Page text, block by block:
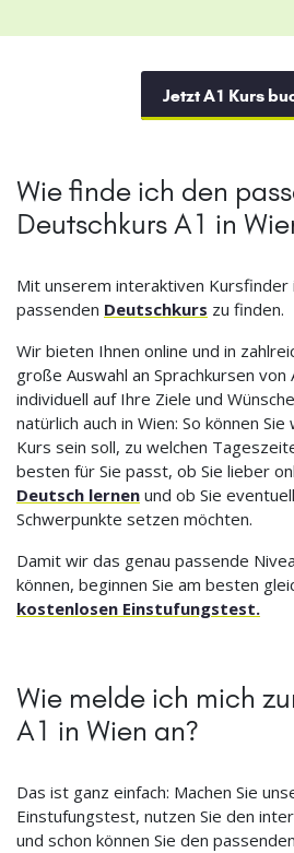
Jetzt A1 Kurs
Wie finde ich den
Deutschkurs A1 in
Mit unserem interaktiven Kursfinder
passenden Deutschkurs zu finden.
Wir bieten Ihnen online und in
große Auswahl an Sprachkursen von
individuell auf Ihre Ziele und
natürlich auch in Wien: So können
Kurs sein soll, zu welchen
besten für Sie passt, ob Sie lieber
Deutsch lernen und ob Sie
Schwerpunkte setzen möchten.
Damit wir das genau passende
können, beginnen Sie am besten
kostenlosen Einstufungstest.
Wie melde ich mich
A1 in Wien an?
Das ist ganz einfach: Machen Sie
Einstufungstest, nutzen Sie den
und schon können Sie den